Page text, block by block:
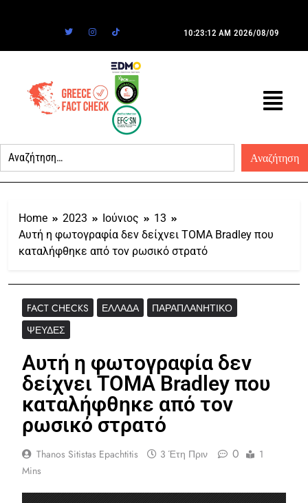
10:23:12 AM 2026/08/09
Home 2023 Ιούνιος
13
Αυτή η φωτογραφία δεν δείχνει ΤΟΜΑ Bradley που
καταλήφθηκε από τον ρωσικό στρατό
FACT CHECKS ΕΛΛΆΔΑ
ΠΑΡΑΠΛΑΝΗΤΙΚΌ
ΨΕΥΔΈΣ
Αυτή η φωτογραφία δεν
δείχνει ΤΟΜΑ Bradley που
καταλήφθηκε από τον
ρωσικό στρατό
Thanos Sitistas Epachtitis 3 Έτη Πριν 0
1
Mins